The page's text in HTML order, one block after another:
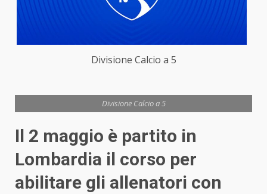
Divisione Calcio a 5
Divisione Calcio a 5
Il 2 maggio è partito in
Lombardia il corso per
abilitare gli allenatori con